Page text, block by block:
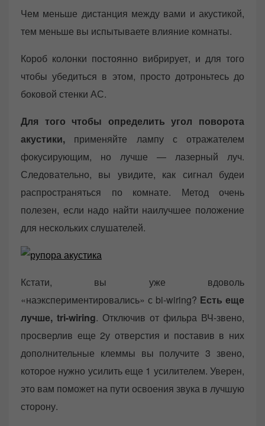
Чем меньше дистанция между вами и акустикой,
тем меньше вы испытываете влияние комнаты.
Короб колонки постоянно вибрирует, и для того
чтобы убедиться в этом, просто дотроньтесь до
боковой стенки АС.
Для того чтобы определить угол поворота
акустики, применяйте лампу с отражателем
фокусирующим, но лучше — лазерный луч.
Следовательно, вы увидите, как сигнал будеи
распространяться по комнате. Метод очень
полезен, если надо найти наилучшее положение
для нескольких слушателей.
Кстати, вы уже вдоволь
«наэкспериментировались» с bi-wiring? Есть еще
лучше, tri-wiring. Отключив от фильра ВЧ-звено,
просверлив еще 2у отверстия и поставив в них
дополнительные клеммы вы получите 3 звено,
которое нужно усилить еще 1 усилителем. Уверен,
это вам поможет на пути освоения звука в лучшую
сторону.